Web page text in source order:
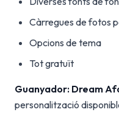
Càrregues de fotos
Opcions de tema
Tot gratuït
Guanyador: Dream
personalització